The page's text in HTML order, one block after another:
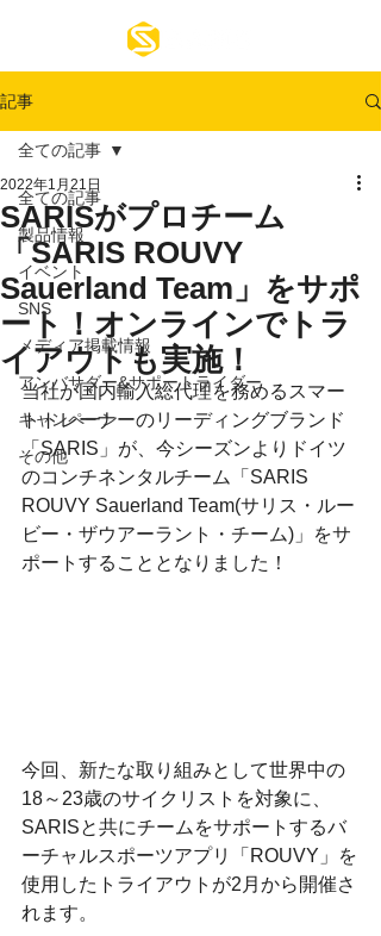
記事
全ての記事
製品情報
イベント
SNS
メディア掲載情報
アンバサダー&サポートライダー
キャンペーン
その他
全ての記事
SARISがプロチーム
「SARIS ROUVY
Sauerland Team」をサポ
ート！オンラインでトラ
イアウトも実施！
2022年1月21日
当社が国内輸入総代理を務めるスマー
トトレーナーのリーディングブランド
「SARIS」が、今シーズンよりドイツ
のコンチネンタルチーム「SARIS
ROUVY Sauerland Team(サリス・ルー
ビー・ザウアーラント・チーム)」をサ
ポートすることとなりました！
今回、新たな取り組みとして世界中の
18～23歳のサイクリストを対象に、
SARISと共にチームをサポートするバ
ーチャルスポーツアプリ「ROUVY」を
使用したトライアウトが2月から開催さ
れます。